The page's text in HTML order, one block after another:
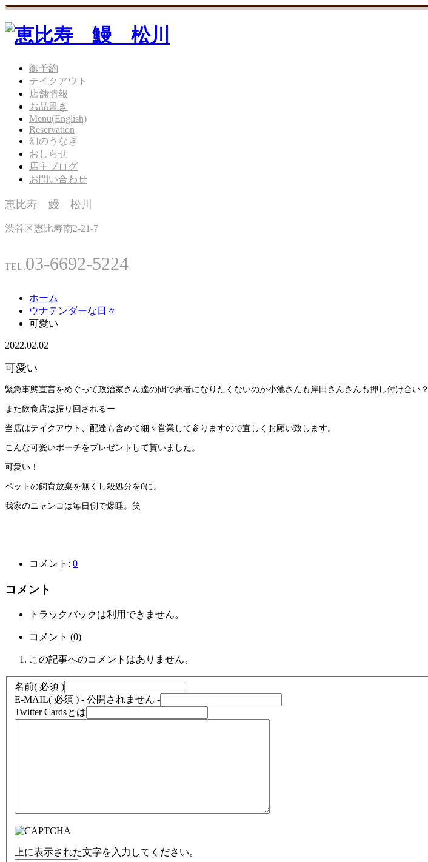
御予約
テイクアウト
店舗情報
お品書き
Menu(English)
Reservation
幻のうなぎ
おしらせ
店主ブログ
お問い合わせ
恵比寿 鰻 松川
渋谷区恵比寿南2-21-7
TEL.03-6692-5224
ホーム
ウナテンダーな日々
可愛い
2022.02.02
可愛い
緊急事態宣言をめぐって政治家さん達の間で悪者になりたくないのか小池さんも岸田さんさんも押し付け合い？
また飲食店は振り回されるー
当店はテイクアウト、配達も含めて細々営業して参りますので宜しくお願い致します。
こんな可愛いポーチをプレゼントして貰いました。
可愛い！
ペットの飼育放棄を無くし殺処分を0に。
我家のニャンコは毎日側で爆睡。笑
コメント: 0
コメント
トラックバックは利用できません。
コメント (0)
この記事へのコメントはありません。
名前( 必須 )
E-MAIL( 必須 ) - 公開されません -
Twitter Cardsとは
上に表示された文字を入力してください。